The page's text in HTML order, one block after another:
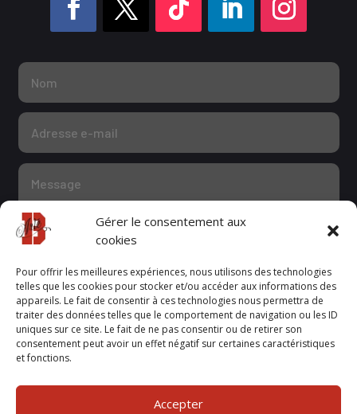
Gérer le consentement aux
cookies
Pour offrir les meilleures expériences, nous utilisons des technologies
telles que les cookies pour stocker et/ou accéder aux informations des
appareils. Le fait de consentir à ces technologies nous permettra de
traiter des données telles que le comportement de navigation ou les ID
uniques sur ce site. Le fait de ne pas consentir ou de retirer son
consentement peut avoir un effet négatif sur certaines caractéristiques
et fonctions.
Accepter
Confidentialité
J'accepte la politique de confidentialité